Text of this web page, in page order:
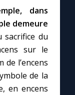
dans
demeure
sacrifice du
sur le
de l’encens
de la
en encens